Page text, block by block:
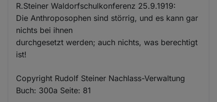
R.Steiner Waldorfschulkonferenz 25.9.1919:
Die Anthroposophen sind störrig, und es kann gar
nichts bei ihnen
durchgesetzt werden; auch nichts, was berechtigt
ist!
Copyright Rudolf Steiner Nachlass-Verwaltung
Buch: 300a Seite: 81